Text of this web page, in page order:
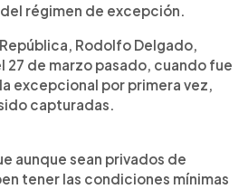
régimen de excepción.
Rodolfo Delgado,
27 de marzo pasado, cuando fue
excepcional por primera vez,
capturadas.
aunque sean privados de
tener las condiciones mínimas